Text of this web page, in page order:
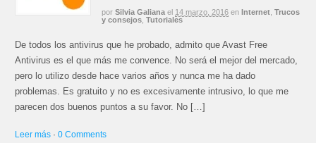
por Silvia Galiana el 14 marzo, 2016 en Internet ,Trucos
y consejos ,Tutoriales
De todos los antivirus que he probado, admito que Avast Free
Antivirus es el que más me convence. No será el mejor del mercado,
pero lo utilizo desde hace varios años y nunca me ha dado
problemas. Es gratuito y no es excesivamente intrusivo, lo que me
parecen dos buenos puntos a su favor. No […]
Leer más ·0 Comments